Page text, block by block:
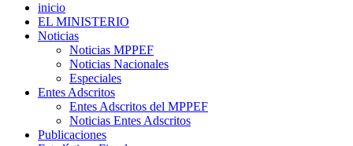
inicio
EL MINISTERIO
Noticias
Noticias MPPEF
Noticias Nacionales
Especiales
Entes Adscritos
Entes Adscritos del MPPEF
Noticias Entes Adscritos
Publicaciones